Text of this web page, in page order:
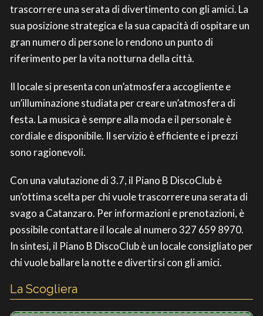
trascorrere una serata di divertimento con gli amici. La
sua posizione strategica e la sua capacità di ospitare un
gran numero di persone lo rendono un punto di
riferimento per la vita notturna della città.
Il locale si presenta con un’atmosfera accogliente e
un’illuminazione studiata per creare un’atmosfera di
festa. La musica è sempre alla moda e il personale è
cordiale e disponibile. Il servizio è efficiente e i prezzi
sono ragionevoli.
Con una valutazione di 3.7, il Piano B DiscoClub è
un’ottima scelta per chi vuole trascorrere una serata di
svago a Catanzaro. Per informazioni e prenotazioni, è
possibile contattare il locale al numero 327 659 8970.
In sintesi, il Piano B DiscoClub è un locale consigliato per
chi vuole ballare la notte e divertirsi con gli amici.
La Scogliera